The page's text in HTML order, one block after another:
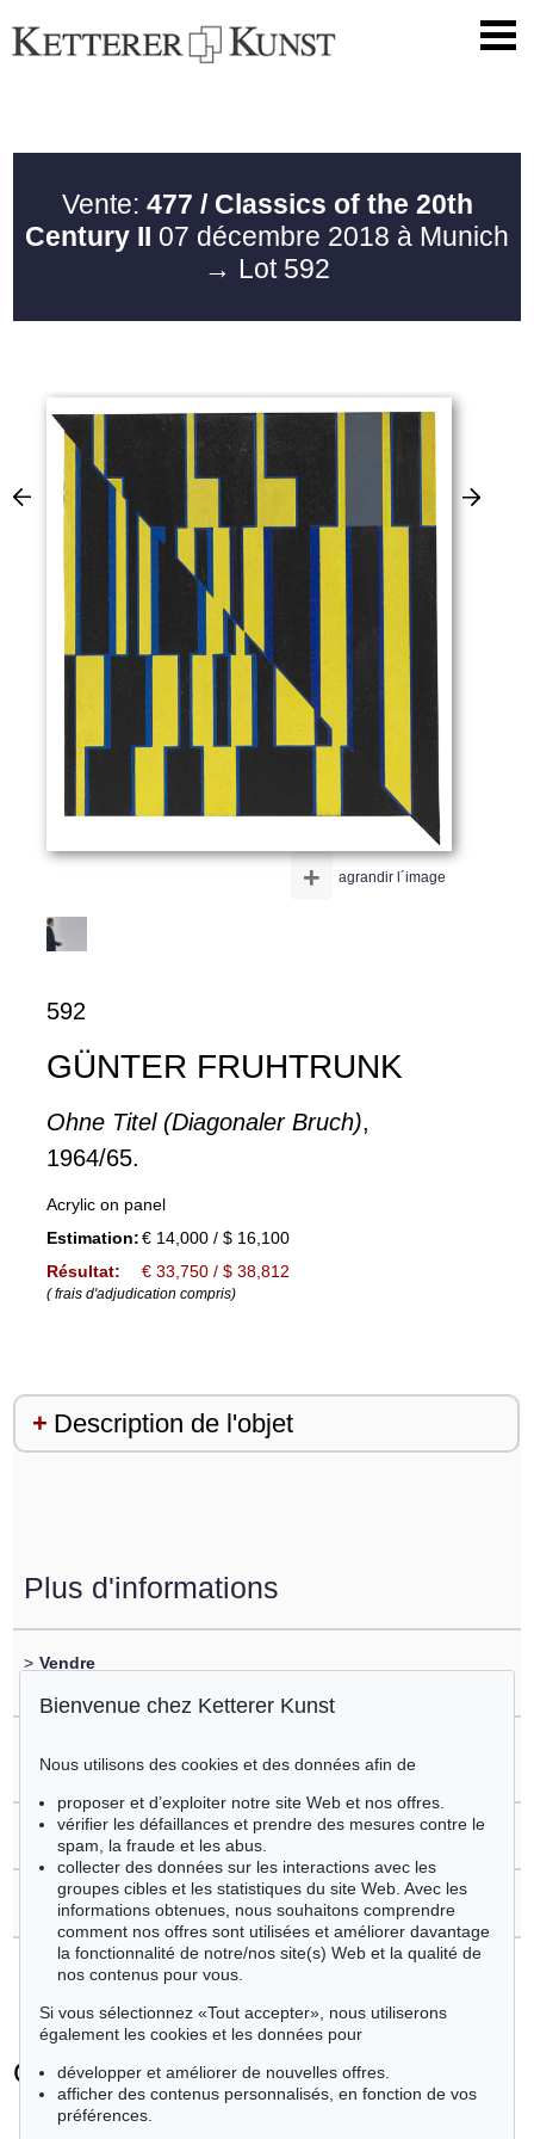
Vente: 477 / Classics of the 20th
Century II 07 décembre 2018 à Munich
→ Lot 592
agrandir l´image
+
592
GÜNTER FRUHTRUNK
Ohne Titel (Diagonaler Bruch),
1964/65.
Acrylic on panel
Estimation:€ 14,000 / $ 16,100
Résultat:
€ 33,750 / $ 38,812
( frais d'adjudication compris)
Description de l'objet
Plus d'informations
> Vendre
Günter Fruhtrunk
Questions sur l´achat
Contacter l'expert
Günter Fruhtrunk - Objets vendus
toutes les offres
Bienvenue chez Ketterer Kunst
Nous utilisons des cookies et des données afin de
proposer et d’exploiter notre site Web et nos offres.
vérifier les défaillances et prendre des mesures contre le
spam, la fraude et les abus.
collecter des données sur les interactions avec les
groupes cibles et les statistiques du site Web. Avec les
informations obtenues, nous souhaitons comprendre
comment nos offres sont utilisées et améliorer davantage
la fonctionnalité de notre/nos site(s) Web et la qualité de
nos contenus pour vous.
Si vous sélectionnez «Tout accepter», nous utiliserons
également les cookies et les données pour
développer et améliorer de nouvelles offres.
afficher des contenus personnalisés, en fonction de vos
préférences.